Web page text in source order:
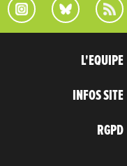
L'EQUIPE
INFOS SITE
RGPD